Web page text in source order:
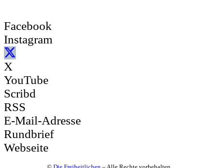
Facebook
Instagram
X
YouTube
Scribd
RSS
E-Mail-Adresse
Rundbrief
Webseite